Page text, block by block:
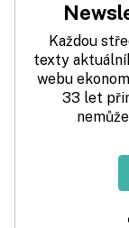
Každou
texty
webu
33 let